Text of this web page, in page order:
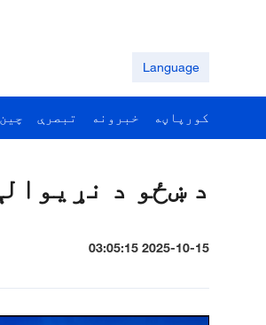
Language
کورپاڼه خبرونه تبصرې
د ښځو د
2025-10-15 03:05:15